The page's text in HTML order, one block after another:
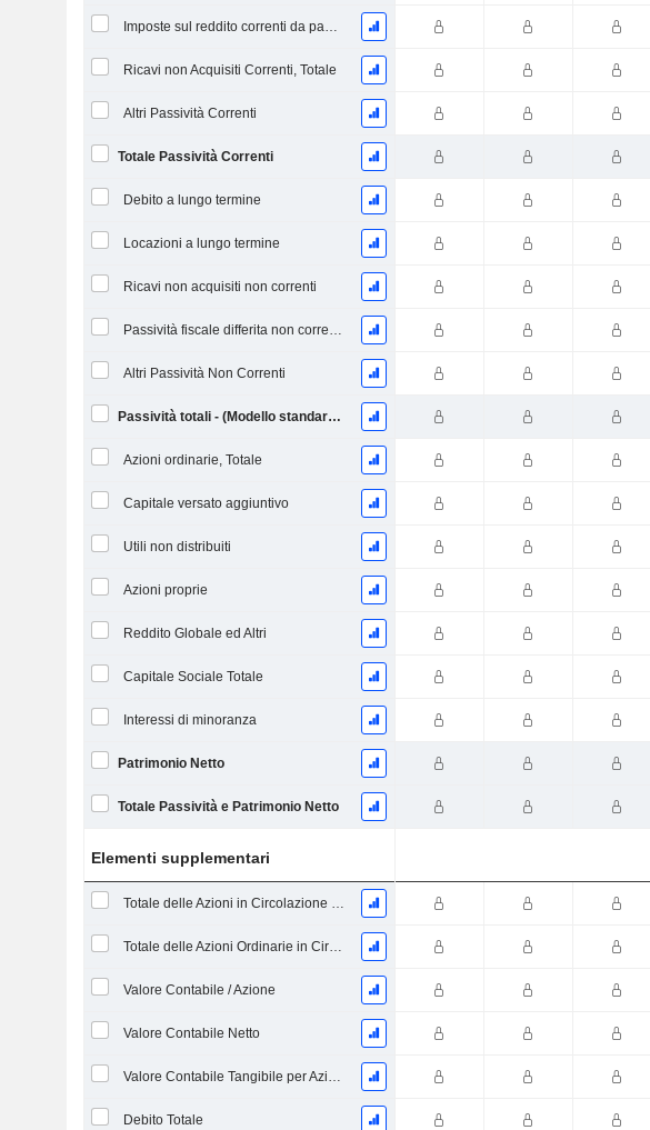
Imposte sul reddito correnti da pagare
Ricavi non Acquisiti Correnti, Totale
Altri Passività Correnti
Totale Passività Correnti
Debito a lungo termine
Locazioni a lungo termine
Ricavi non acquisiti non correnti
Passività fiscale differita non corrente
Altri Passività Non Correnti
Passività totali - (Modello standard / utilitario)
Azioni ordinarie, Totale
Capitale versato aggiuntivo
Utili non distribuiti
Azioni proprie
Reddito Globale ed Altri
Capitale Sociale Totale
Interessi di minoranza
Patrimonio Netto
Totale Passività e Patrimonio Netto
Elementi supplementari
Totale delle Azioni in Circolazione alla Data di Deposito
Totale delle Azioni Ordinarie in Circolazione
Valore Contabile / Azione
Valore Contabile Netto
Valore Contabile Tangibile per Azione
Debito Totale